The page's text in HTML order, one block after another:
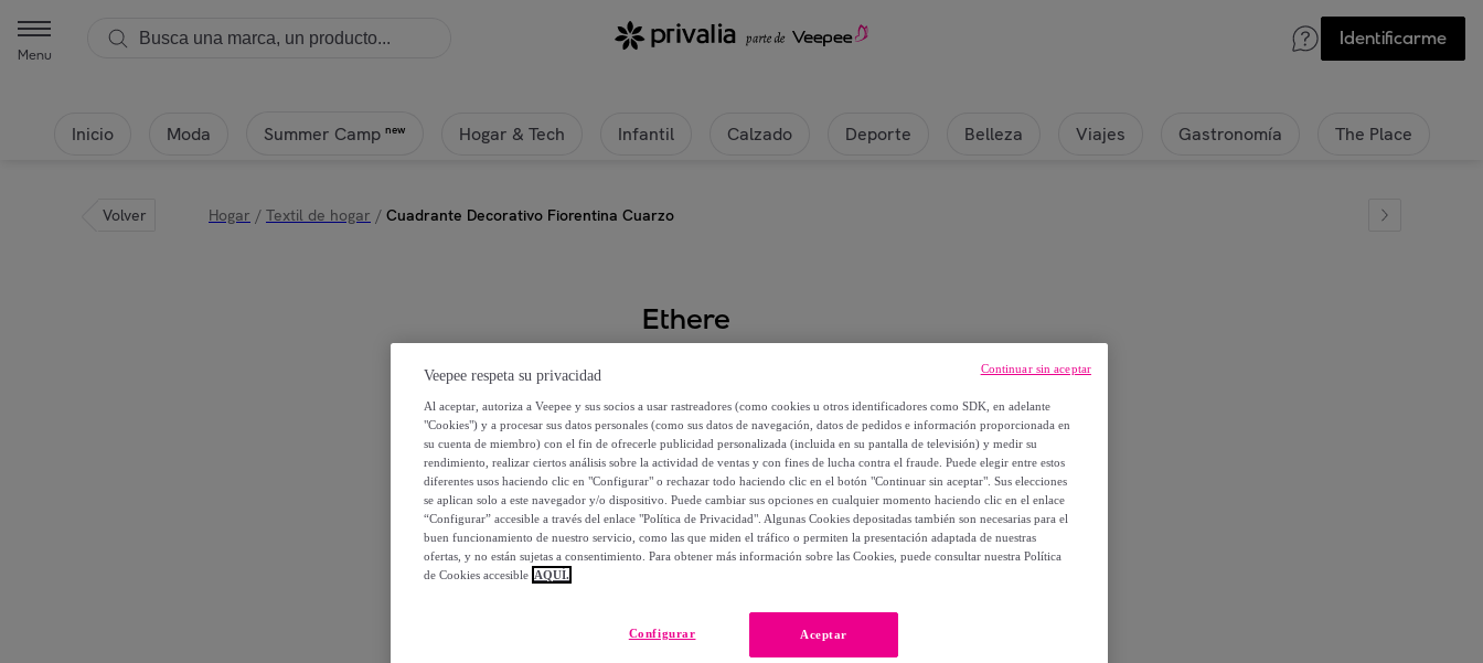
Menu
Identificarme
Inicio Moda Summer Camp new Hogar & Tech Infantil Calzado Deporte Belleza Viajes Gastronomía The Place
Volver Hogar / Textil de hogar / Cuadrante Decorativo Fiorentina Cuarzo
Ethere
Cuadrante Decorativo Fiorentina Cuarzo
9,99 €
34,00 €
-70 %
Veepee respeta su privacidad
Al aceptar, autoriza a Veepee y sus socios a usar rastreadores (como cookies u otros identificadores como SDK, en adelante
"Cookies") y a procesar sus datos personales (como sus datos de navegación, datos de pedidos e información proporcionada en
su cuenta de miembro) con el fin de ofrecerle publicidad personalizada (incluida en su pantalla de televisión) y medir su
rendimiento, realizar ciertos análisis sobre la actividad de ventas y con fines de lucha contra el fraude. Puede elegir entre estos
diferentes usos haciendo clic en "Configurar" o rechazar todo haciendo clic en el botón "Continuar sin aceptar". Sus elecciones
se aplican solo a este navegador y/o dispositivo. Puede cambiar sus opciones en cualquier momento haciendo clic en el enlace
“Configurar” accesible a través del enlace "Política de Privacidad". Algunas Cookies depositadas también son necesarias para el
buen funcionamiento de nuestro servicio, como las que miden el tráfico o permiten la presentación adaptada de nuestras
ofertas, y no están sujetas a consentimiento. Para obtener más información sobre las Cookies, puede consultar nuestra Política
de Cookies accesible AQUÍ.
Aceptar
Configurar
Continuar sin aceptar